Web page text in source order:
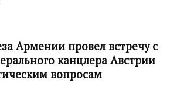
Армении провел встречу с
канцлера Австрии
вопросам